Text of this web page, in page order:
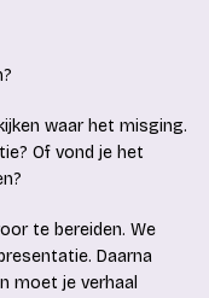
waar het misging.
Of vond je het
te bereiden. We
Daarna
moet je verhaal